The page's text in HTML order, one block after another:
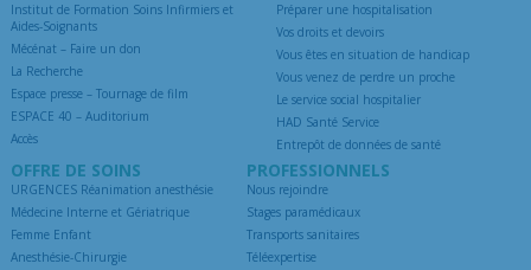
Institut de Formation Soins Infirmiers et
Aides-Soignants
Mécénat – Faire un don
La Recherche
Espace presse – Tournage de film
ESPACE 40 – Auditorium
Accès
Préparer une hospitalisation
Vos droits et devoirs
Vous êtes en situation de handicap
Vous venez de perdre un proche
Le service social hospitalier
HAD Santé Service
Entrepôt de données de santé
OFFRE DE SOINS
URGENCES Réanimation anesthésie
Médecine Interne et Gériatrique
Femme Enfant
Anesthésie-Chirurgie
PROFESSIONNELS
Nous rejoindre
Stages paramédicaux
Transports sanitaires
Téléexpertise